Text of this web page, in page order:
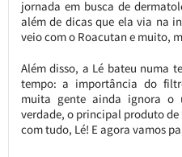
jornada em busca de
além de dicas que ela via na
veio com o Roacutan e muito,
Além disso, a Lé bateu numa
tempo: a importância do
muita gente ainda ignora
verdade, o principal produto de
com tudo, Lé! E agora vamos